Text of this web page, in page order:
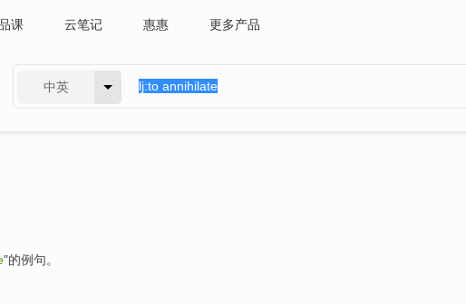
课 云笔记 惠惠 更多产品
中英
"的例句。